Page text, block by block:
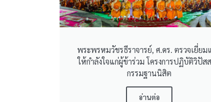
พระพรหมวัชรธีราจารย์, ศ.ดร. ตรวจเยี่ยม
ให้กำลังใจแก่ผู้ข้าร่วม โครงการปฏิบัติวิปัส
กรรมฐานนิสิต
อ่านต่อ